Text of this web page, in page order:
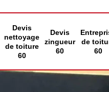
Devis
nettoyage
de toiture
60
Devis
zingueur
60
de
60